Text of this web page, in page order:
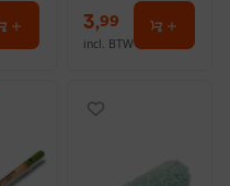
3,99
incl. BTW